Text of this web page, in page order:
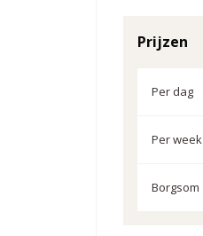
Prijzen
Per dag
Per week
Borgsom